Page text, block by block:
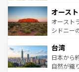
部のニュ
文化が魅
しみなが
ならではの贅沢
情報はコ
ワイ島は
島だが、
おすすめ
れるおも
人々、お
ク、伝統
オース
オースト
シドニー
リアリー
ク）、タ
ど、見ど
台湾
日本から
自然が織